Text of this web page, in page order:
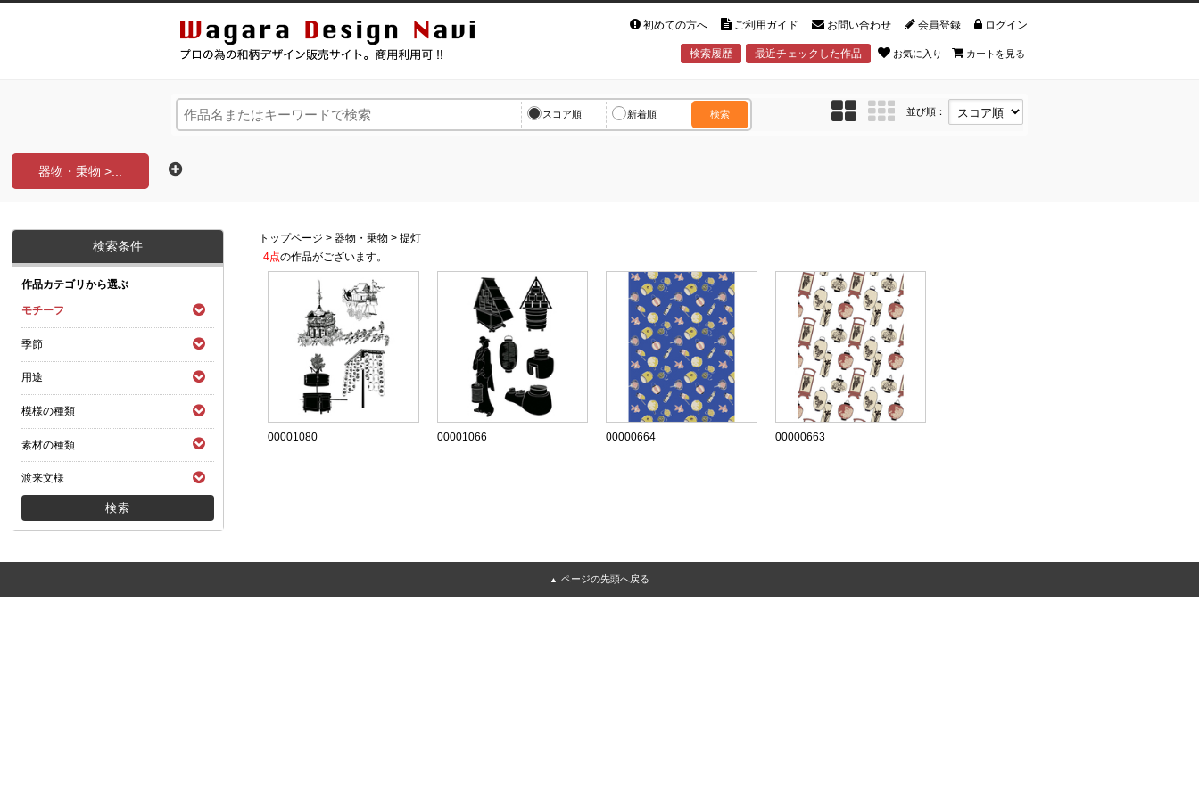
初めての方へ ご利用ガイド お問い合わせ 会員登録 ログイン
検索履歴 最近チェックした作品 お気に入り カートを見る
スコア順 新着順 検索 並び順：
器物・乗物 >...
検索条件
作品カテゴリから選ぶ
モチーフ
季節
用途
模様の種類
素材の種類
渡来文様
トップページ >器物・乗物 >提灯
4点の作品がございます。
00001080 00001066 00000664 00000663
ページの先頭へ戻る